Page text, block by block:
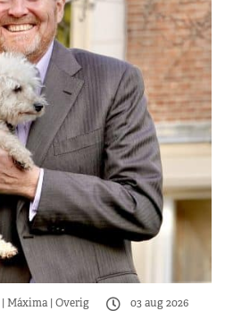
Máxima Overig
03 aug 2026